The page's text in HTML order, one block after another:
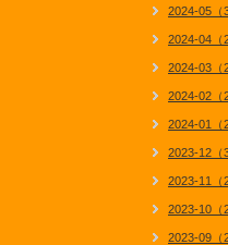
2024-05（
2024-04（
2024-03（
2024-02（
2024-01（
2023-12（
2023-11（
2023-10（
2023-09（